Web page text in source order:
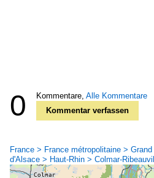
0 Kommentare, Alle Kommentare
Kommentar verfassen
France > France métropolitaine >
d'Alsace > Haut-Rhin > Colmar-